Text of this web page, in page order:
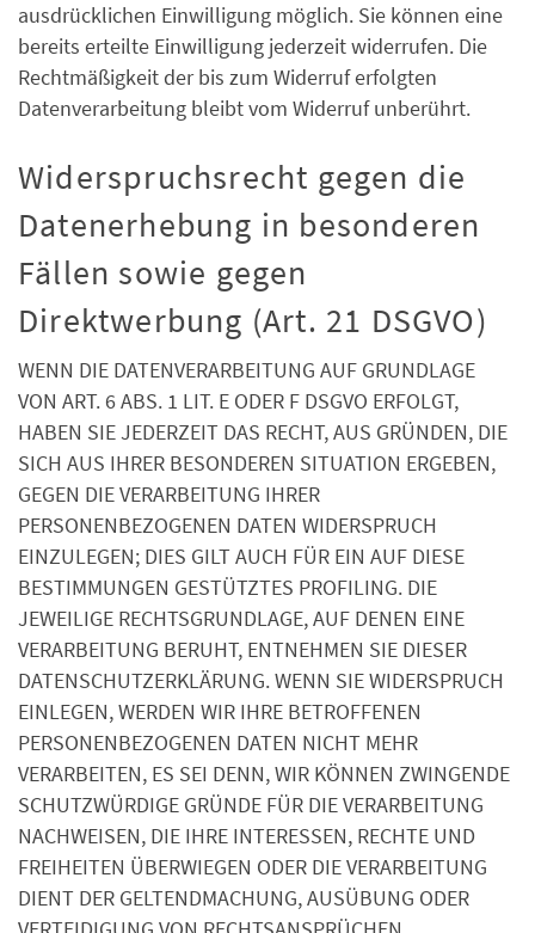
ausdrücklichen Einwilligung möglich. Sie können eine
bereits erteilte Einwilligung jederzeit widerrufen. Die
Rechtmäßigkeit der bis zum Widerruf erfolgten
Datenverarbeitung bleibt vom Widerruf unberührt.
Widerspruchsrecht gegen die
Datenerhebung in besonderen
Fällen sowie gegen
Direktwerbung (Art. 21 DSGVO)
WENN DIE DATENVERARBEITUNG AUF GRUNDLAGE
VON ART. 6 ABS. 1 LIT. E ODER F DSGVO ERFOLGT,
HABEN SIE JEDERZEIT DAS RECHT, AUS GRÜNDEN, DIE
SICH AUS IHRER BESONDEREN SITUATION ERGEBEN,
GEGEN DIE VERARBEITUNG IHRER
PERSONENBEZOGENEN DATEN WIDERSPRUCH
EINZULEGEN; DIES GILT AUCH FÜR EIN AUF DIESE
BESTIMMUNGEN GESTÜTZTES PROFILING. DIE
JEWEILIGE RECHTSGRUNDLAGE, AUF DENEN EINE
VERARBEITUNG BERUHT, ENTNEHMEN SIE DIESER
DATENSCHUTZERKLÄRUNG. WENN SIE WIDERSPRUCH
EINLEGEN, WERDEN WIR IHRE BETROFFENEN
PERSONENBEZOGENEN DATEN NICHT MEHR
VERARBEITEN, ES SEI DENN, WIR KÖNNEN ZWINGENDE
SCHUTZWÜRDIGE GRÜNDE FÜR DIE VERARBEITUNG
NACHWEISEN, DIE IHRE INTERESSEN, RECHTE UND
FREIHEITEN ÜBERWIEGEN ODER DIE VERARBEITUNG
DIENT DER GELTENDMACHUNG, AUSÜBUNG ODER